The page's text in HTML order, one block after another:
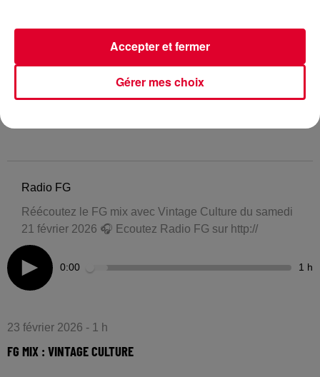
Radio FG
Réécoutez le FG mix avec Vintage Culture du samedi
21 février 2026 🎧 Ecoutez Radio FG sur http://
0:00 1 h
23 février 2026 - 1 h
FG MIX : VINTAGE CULTURE
Gérer mes choix
Accepter et fermer